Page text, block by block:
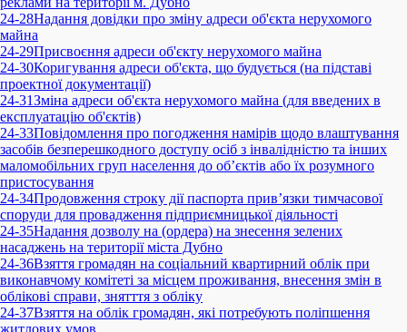
24-28Надання довідки про зміну адреси об'єкта нерухомого
майна
24-29Присвоєння адреси об'єкту нерухомого майна
24-30Коригування адреси об'єкта, що будується (на підставі
проектної документації)
24-31Зміна адреси об'єкта нерухомого майна (для введених в
експлуатацію об'єктів)
24-33Повідомлення про погодження намірів щодо влаштування
засобів безперешкодного доступу осіб з інвалідністю та інших
маломобільних груп населення до об’єктів або їх розумного
пристосування
24-34Продовження строку дії паспорта прив’язки тимчасової
споруди для провадження підприємницької діяльності
24-35Надання дозволу на (ордера) на знесення зелених
насаджень на території міста Дубно
24-36Взяття громадян на соціальний квартирний облік при
виконавчому комітеті за місцем проживання, внесення змін в
облікові справи, знятття з обліку
24-37Взяття на облік громадян, які потребують поліпшення
житлових умов